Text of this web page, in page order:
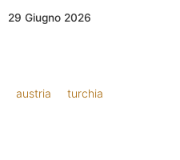
29 Giugno 2026
austria turchia